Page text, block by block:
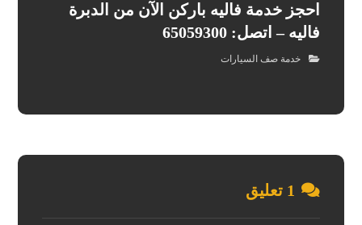
احجز خدمة فاليه باركن الآن من الدبرة
فاليه – اتصل: 65059300
خدمة صف السيارات
1 تعليق